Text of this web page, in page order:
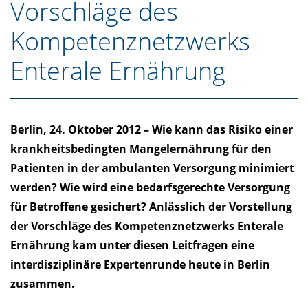
Vorschläge des
Kompetenznetzwerks
Enterale Ernährung
Berlin, 24. Oktober 2012 – Wie kann das Risiko einer
krankheitsbedingten Mangelernährung für den
Patienten in der ambulanten Versorgung minimiert
werden? Wie wird eine bedarfsgerechte Versorgung
für Betroffene gesichert? Anlässlich der Vorstellung
der Vorschläge des Kompetenznetzwerks Enterale
Ernährung kam unter diesen Leitfragen eine
interdisziplinäre Expertenrunde heute in Berlin
zusammen.